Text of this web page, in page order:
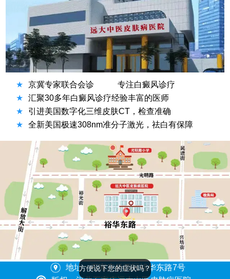
★ 京冀专家联合会诊
专注白癜风诊疗
★
汇聚30多年白癜风诊疗经验丰富的医师
★
引进美国数字化三维皮肤CT，检查准确
★
全新美国极速308nm准分子激光，祛白有保障
地址：石家庄桥西区裕华东路7号
方便说下您的症状吗？